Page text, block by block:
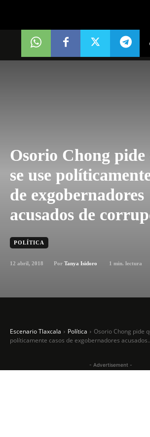
Osorio Chong pide
se use
de exgobernadores
acusados de
POLÍTICA
12 abril, 2018 Por Tanya Isidoro 1 min. lectura
Escenario Tlaxcala Política
Osorio Chong pide
políticamente casos de exgobernadores
- Advertisement -